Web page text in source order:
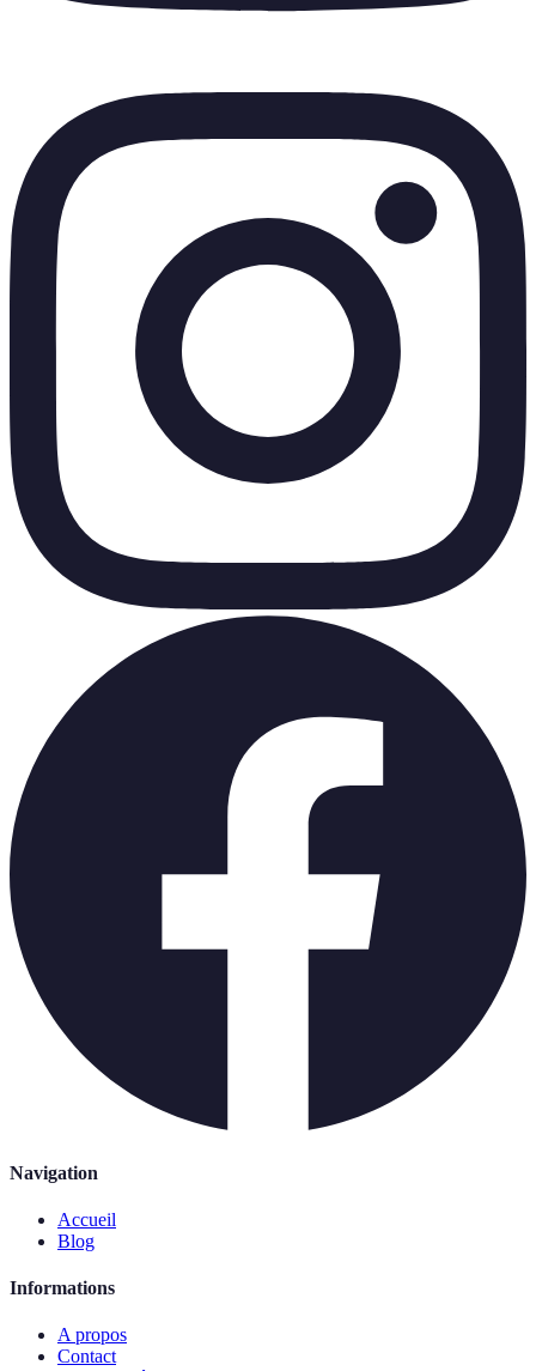
Navigation
Accueil
Blog
Informations
A propos
Contact